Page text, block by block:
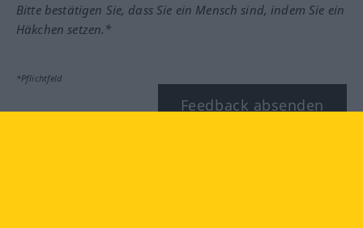
Bitte bestätigen Sie, dass Sie ein Mensch sind, indem Sie ein
Häkchen setzen.*
*Pflichtfeld
Feedback absenden